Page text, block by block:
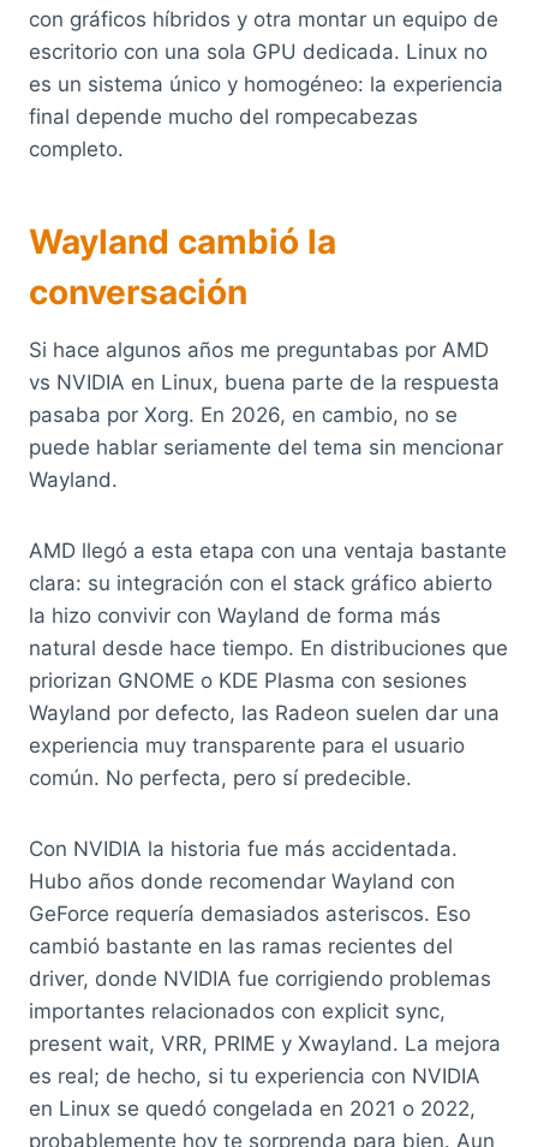
con gráficos híbridos y otra montar un equipo de
escritorio con una sola GPU dedicada. Linux no
es un sistema único y homogéneo: la experiencia
final depende mucho del rompecabezas
completo.
Wayland cambió la
conversación
Si hace algunos años me preguntabas por AMD
vs NVIDIA en Linux, buena parte de la respuesta
pasaba por Xorg. En 2026, en cambio, no se
puede hablar seriamente del tema sin mencionar
Wayland.
AMD llegó a esta etapa con una ventaja bastante
clara: su integración con el stack gráfico abierto
la hizo convivir con Wayland de forma más
natural desde hace tiempo. En distribuciones que
priorizan GNOME o KDE Plasma con sesiones
Wayland por defecto, las Radeon suelen dar una
experiencia muy transparente para el usuario
común. No perfecta, pero sí predecible.
Con NVIDIA la historia fue más accidentada.
Hubo años donde recomendar Wayland con
GeForce requería demasiados asteriscos. Eso
cambió bastante en las ramas recientes del
driver, donde NVIDIA fue corrigiendo problemas
importantes relacionados con explicit sync,
present wait, VRR, PRIME y Xwayland. La mejora
es real; de hecho, si tu experiencia con NVIDIA
en Linux se quedó congelada en 2021 o 2022,
probablemente hoy te sorprenda para bien. Aun